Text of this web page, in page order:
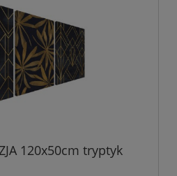
120x50cm tryptyk